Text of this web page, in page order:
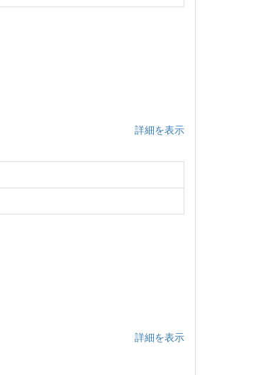
詳細を表示
詳細を表示